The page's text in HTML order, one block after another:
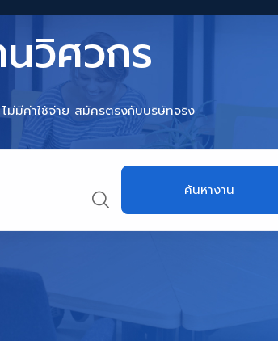
วิศวกร
ม่มีค่าใช้จ่าย สมัครตรงกับบริษัทจริง
ค้นหางาน